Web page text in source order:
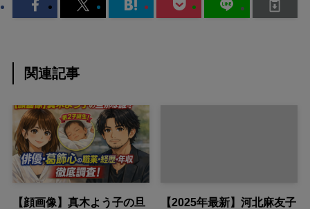
関連記事
【顔画像】真木よう子の旦
【2025年最新】河北麻友子